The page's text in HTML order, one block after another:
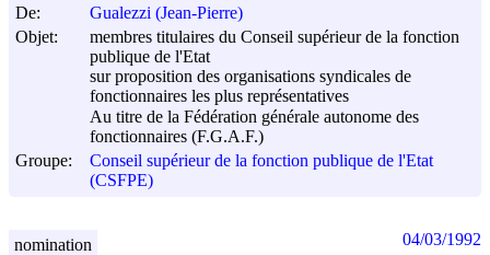
De:
Gualezzi (Jean-Pierre)
Objet:
membres titulaires du Conseil supérieur de la fonction
publique de l'Etat
sur proposition des organisations syndicales de
fonctionnaires les plus représentatives
Au titre de la Fédération générale autonome des
fonctionnaires (F.G.A.F.)
Groupe:
Conseil supérieur de la fonction publique de l'Etat
(CSFPE)
nomination 04/03/1992